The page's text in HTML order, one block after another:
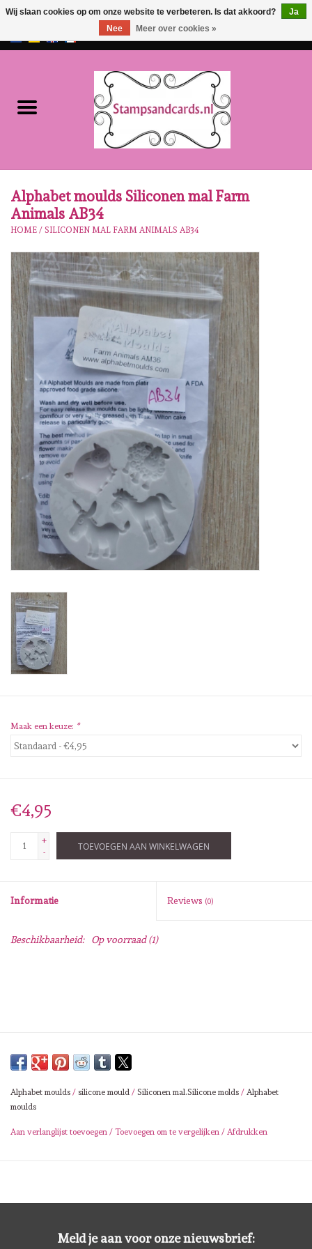
EUR/GBP
NIEUW!!
Workshops
Onze Merken
Mallen
Stempels
Stempelinkt
Stempelaccesoires
Papier (blokjes) &
Embellishments
Embellishment/bedeltjes
Mixed Media
Diversen
Embossingpoeders
Lint
schudmateriaal
Lesia Zgharda
OLO Markers
Impronte D'autore
Uitverkoop
Alphabet moulds Siliconen mal Farm
Animals AB34
HOME / SILICONEN MAL FARM ANIMALS AB34
Maak een keuze: *
€4,95
+
-
TOEVOEGEN AAN WINKELWAGEN
Informatie Reviews (0)
Beschikbaarheid: Op voorraad(1)
Alphabet moulds / silicone mould / Siliconen mal.Silicone molds / Alphabet
moulds
Aan verlanglijst toevoegen / Toevoegen om te vergelijken / Afdrukken
Meld je aan voor onze nieuwsbrief:
Wij slaan cookies op om onze website te verbeteren. Is dat akkoord?
Ja
Nee
Meer over cookies »